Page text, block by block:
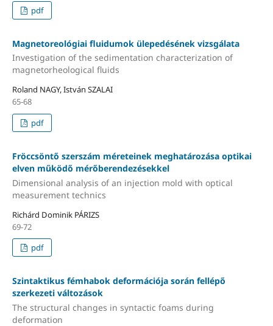
pdf
Magnetoreológiai fluidumok ülepedésének vizsgálata
Investigation of the sedimentation characterization of
magnetorheological fluids
Roland NAGY, István SZALAI
65-68
pdf
Fröccsöntő szerszám méreteinek meghatározása optikai
elven működő mérőberendezésekkel
Dimensional analysis of an injection mold with optical
measurement technics
Richárd Dominik PÁRIZS
69-72
pdf
Szintaktikus fémhabok deformációja során fellépő
szerkezeti változások
The structural changes in syntactic foams during
deformation